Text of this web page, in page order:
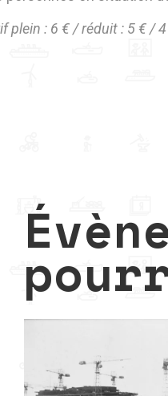
plein : 6 € / réduit : 5 € /